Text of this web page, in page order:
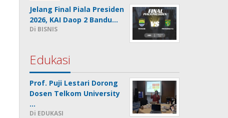
Jelang Final Piala Presiden
2026, KAI Daop 2 Bandu…
Di BISNIS
Edukasi
Prof. Puji Lestari Dorong
Dosen Telkom University
…
Di EDUKASI